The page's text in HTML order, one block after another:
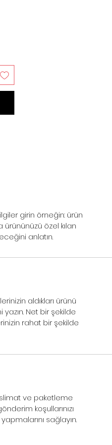
girin örneğin: ürün
özel kılan
anlatın.
aldıkları ürünü
Net bir şekilde
rahat bir şekilde
ve paketleme
koşullarınızı
sağlayın.